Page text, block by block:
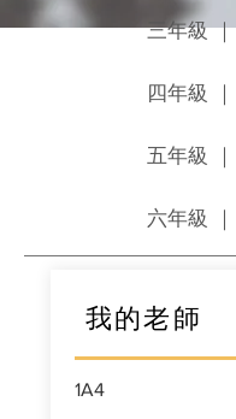
三年級 ｜
四年級 ｜
五年級 ｜
六年級 ｜
我的老師
1A4